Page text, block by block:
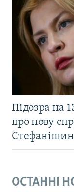
Підозра на
про нову
ОСТАННІ